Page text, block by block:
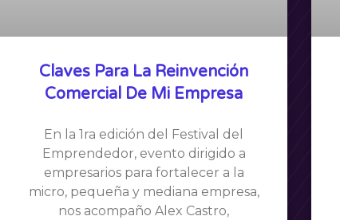
Claves Para La Reinvención
Comercial De Mi Empresa
En la 1ra edición del Festival del
Emprendedor, evento dirigido a
empresarios para fortalecer a la
micro, pequeña y mediana empresa,
nos acompaño Alex Castro,